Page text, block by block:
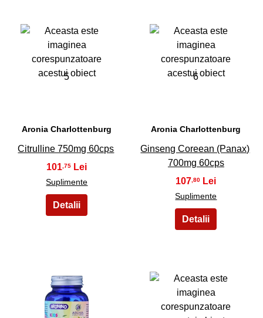
5
Aronia Charlottenburg
Citrulline 750mg 60cps
101 ,75
Suplimente
6
Aronia Charlottenburg
Ginseng Coreean (Panax)
700mg 60cps
107 ,80
Suplimente